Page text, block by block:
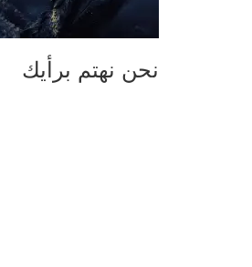
نحن نهتم برأيك